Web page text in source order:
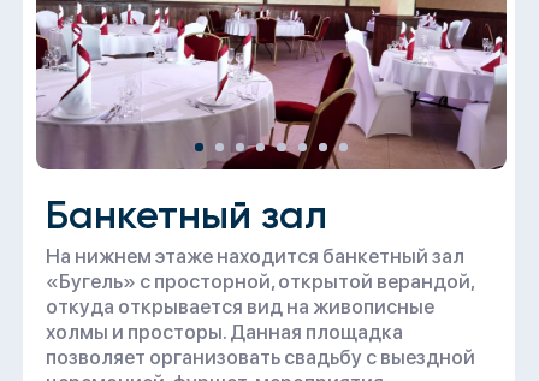
Банкетный зал
На нижнем этаже находится банкетный зал
откуда открывается вид на живописные
холмы и просторы. Данная площадка
позволяет организовать свадьбу с выездной
церемонией, фуршет, мероприятия,
корпоративы и т.д.
Многообразие вариантов банкетных
рассадок и фуршетных зон,